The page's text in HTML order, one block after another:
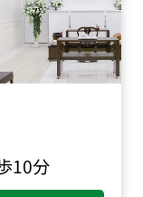
10分